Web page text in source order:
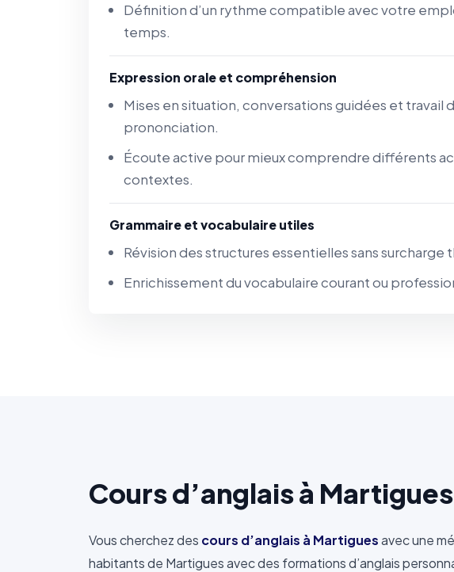
Définition d’un rythme compatible avec votre
temps.
Expression orale et compréhension
Mises en situation, conversations guidées et travail
prononciation.
Écoute active pour mieux comprendre différents
contextes.
Grammaire et vocabulaire utiles
Révision des structures essentielles sans surcharge
Enrichissement du vocabulaire courant ou
Cours d’anglais à Martigues
Vous cherchez des cours d’anglais à Martiguesavec une
habitants de Martigues avec des formations d’anglais